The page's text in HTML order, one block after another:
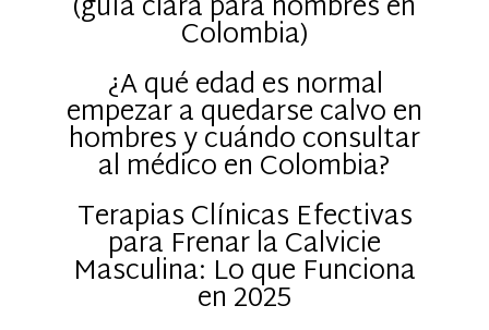
Colombia)
¿A qué edad es normal
empezar a quedarse calvo en
hombres y cuándo consultar
al médico en Colombia?
Terapias Clínicas Efectivas
para Frenar la Calvicie
Masculina: Lo que Funciona
en 2025